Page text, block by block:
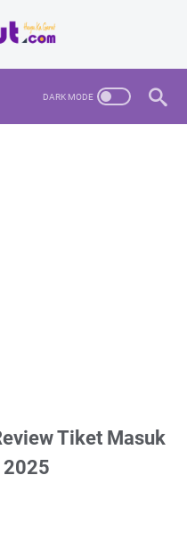
Tiket Masuk
2025